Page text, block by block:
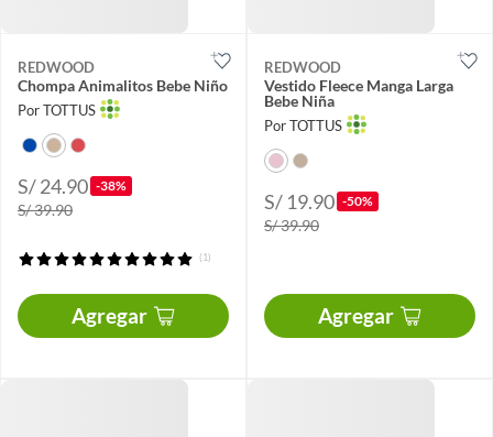
REDWOOD
Chompa Animalitos Bebe Niño
Por TOTTUS
S/ 24.90 -38%
S/ 39.90
(1)
Agregar
REDWOOD
Vestido Fleece Manga Larga
Bebe Niña
Por TOTTUS
S/ 19.90 -50%
S/ 39.90
Agregar